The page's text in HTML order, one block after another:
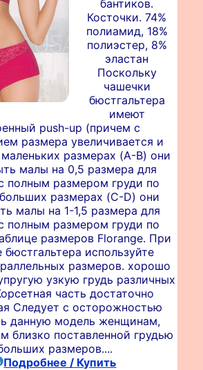
бантиков.
Косточки. 74%
полиамид, 18%
полиэстер, 8%
эластан
Поскольку
чашечки
бюстгальтера
имеют
push-up (причем с
размера увеличивается и
размерах (A-B) они
малы на 0,5 размера для
полным размером груди по
размерах (C-D) они
малы на 1-1,5 размера для
полным размером груди по
размеров Florange. При
бюстгальтера используйте
размеров. хорошо
узкую грудь различных
часть достаточно
Следует с осторожностью
данную модель женщинам,
близко поставленной грудью
размеров....
Подробнее / Купить